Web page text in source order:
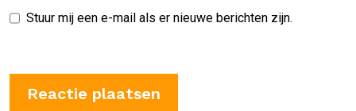
Stuur mij een e-mail als er nieuwe berichten zijn.